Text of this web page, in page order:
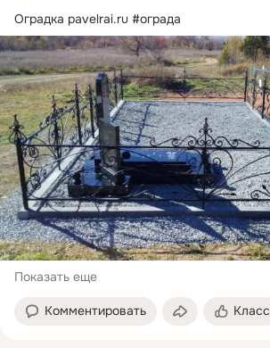
Оградка pavelrai.ru #ограда
Показать еще
Комментировать Класс